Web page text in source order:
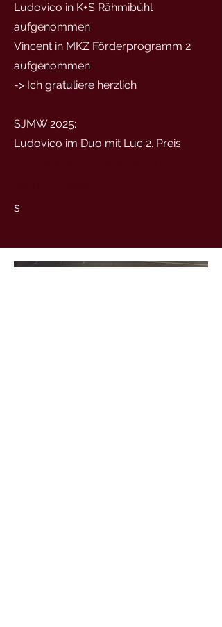
Ludovico in K+S Rähmibühl
aufgenommen
Vincent in MKZ Förderprogramm 2
aufgenommen
-> Ich gratuliere herzlich
SJMW 2025:
Ludovico im Duo mit Luc 2. Preis
s